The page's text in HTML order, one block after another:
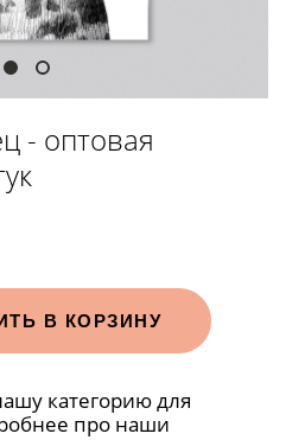
- оптовая
В КОРЗИНУ
категорию для
про наши